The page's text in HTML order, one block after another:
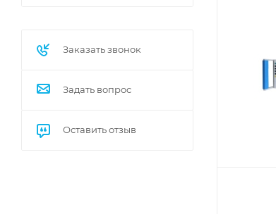
Заказать звонок
Задать вопрос
Оставить отзыв